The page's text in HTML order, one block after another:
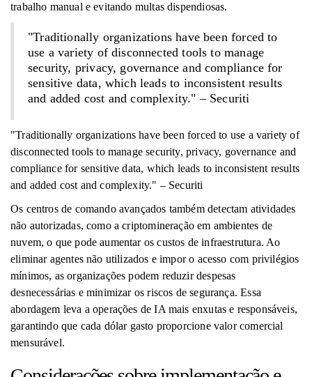
trabalho manual e evitando multas dispendiosas.
"Traditionally organizations have been forced to
use a variety of disconnected tools to manage
security, privacy, governance and compliance for
sensitive data, which leads to inconsistent results
and added cost and complexity." – Securiti
"Traditionally organizations have been forced to use a variety of
disconnected tools to manage security, privacy, governance and
compliance for sensitive data, which leads to inconsistent results
and added cost and complexity." – Securiti
Os centros de comando avançados também detectam atividades
não autorizadas, como a criptomineração em ambientes de
nuvem, o que pode aumentar os custos de infraestrutura. Ao
eliminar agentes não utilizados e impor o acesso com privilégios
mínimos, as organizações podem reduzir despesas
desnecessárias e minimizar os riscos de segurança. Essa
abordagem leva a operações de IA mais enxutas e responsáveis,
garantindo que cada dólar gasto proporcione valor comercial
mensurável.